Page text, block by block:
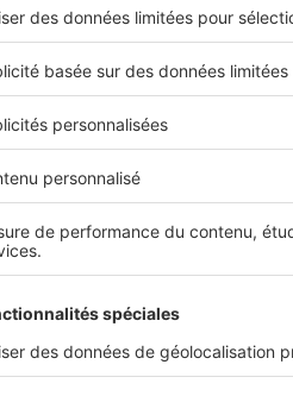
vos chances d’obtenir
vos comptes
cela, évitez la répétition des
votre budget shopping, en
magazines…) ou encore en
si votre budget loisirs est
chaque mois, la
de votre demande de
c’est-à-dire à
bancaires se
en plus de leurapport
, d’une
de la vie.